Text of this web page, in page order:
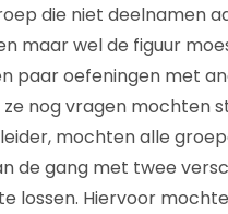
die niet deelnamen
maar wel de figuur
paar oefeningen met
nog vragen mochten
mochten alle
de gang met twee
lossen. Hiervoor